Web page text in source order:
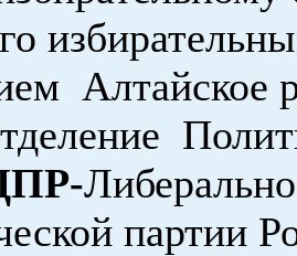
Алтайское
партии